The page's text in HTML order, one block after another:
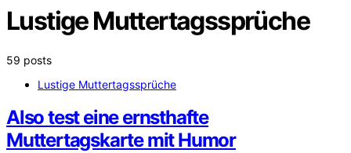
Lustige Muttertagssprüche
59 posts
Lustige Muttertagssprüche
Also test eine ernsthafte
Muttertagskarte mit Humor